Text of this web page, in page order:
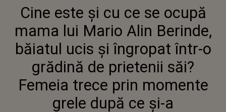
MAMA LUI MARIO ALIN BERINDE,
BĂIATUL UCIS ȘI ÎNGROPAT ÎNTR-
O GRĂDINĂ DE PRIETENII SĂI?
FEMEIA TRECE PRIN MOMENTE
GRELE DUPĂ CE ȘI-A
ÎNMORMÂNTAT BĂIATUL DE
NUMAI 15 ANI
Cine este și cu ce se ocupă
mama lui Mario Alin Berinde,
băiatul ucis și îngropat într-o
grădină de prietenii săi?
Femeia trece prin momente
grele după ce și-a